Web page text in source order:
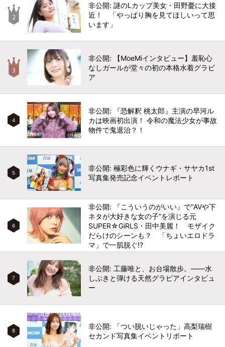
非公開: 謎のLカップ美女・田野憂に大接
近！ 「やっぱり胸を見てほしいって思
います」
非公開: 【MoeMiインタビュー】羞恥心
なしガールが堂々の初の本格水着グラビ
ア
4
非公開: 『恐解釈 桃太郎』主演の早河ル
カは映画初出演！ 令和の魔法少女が事故
物件で鬼退治？！
5
非公開: 極彩色に輝くウナギ・サヤカ1st
写真集発売記念イベントレポート
6
非公開: 『こういうのがいい』で“AVや下
ネタが大好きな女の子”を演じる元
SUPER☆GiRLS・田中美麗！ モザイク
だらけのシーンも？ 「ちょいエロドラ
マ」で一肌脱ぐ!?
7
非公開: 工藤唯と、お台場散歩。――水
しぶきと弾ける天然グラビアインタビュ
ー
8
非公開: 「つい脱いじゃった」高梨瑞樹
セカンド写真集イベントリポート